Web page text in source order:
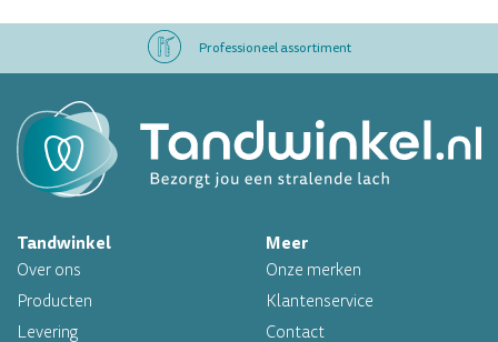
Professioneel assortiment
Op werkdagen voor 16.00 uur besteld, morgen in huis
Professioneel assortiment
Altijd op voorraad
Tandwinkel
Over ons
Producten
Levering
Meer
Onze merken
Klantenservice
Contact